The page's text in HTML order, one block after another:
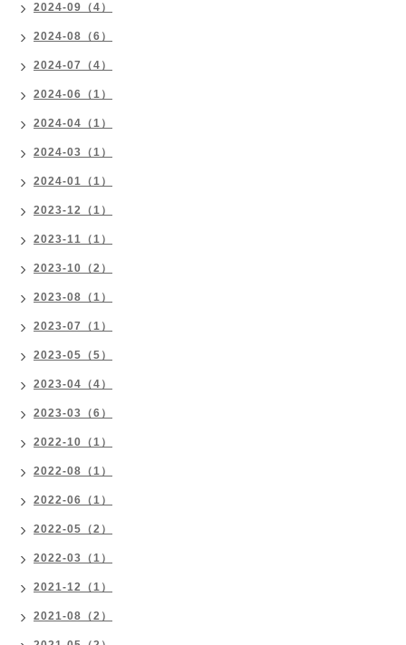
2024-09（4）
2024-08（6）
2024-07（4）
2024-06（1）
2024-04（1）
2024-03（1）
2024-01（1）
2023-12（1）
2023-11（1）
2023-10（2）
2023-08（1）
2023-07（1）
2023-05（5）
2023-04（4）
2023-03（6）
2022-10（1）
2022-08（1）
2022-06（1）
2022-05（2）
2022-03（1）
2021-12（1）
2021-08（2）